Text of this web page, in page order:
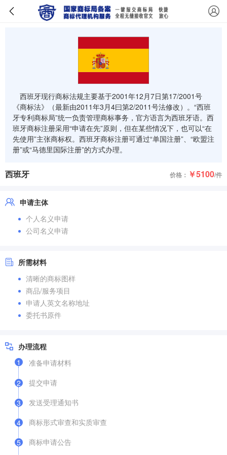
西班牙现行商标法规主要基于2001年12月7日第17/2001号
《商标法》（最新由2011年3月4曰第2/2011号法修改）。“西班
牙专利商标局”统一负责管理商标事务，官方语言为西班牙语。西
班牙商标注册采用“申请在先”原则，但在某些情况下，也可以“在
先使用”主张商标权。西班牙商标注册可通过“单国注册”、“欧盟注
册”或“马德里国际注册”的方式办理。
西班牙 价格： ￥5100/件
申请主体
个人名义申请
公司名义申请
所需材料
清晰的商标图样
商品/服务项目
申请人英文名称地址
委托书原件
办理流程
1
准备申请材料
2
提交申请
3
发送受理通知书
4
商标形式审查和实质审查
5
商标申请公告